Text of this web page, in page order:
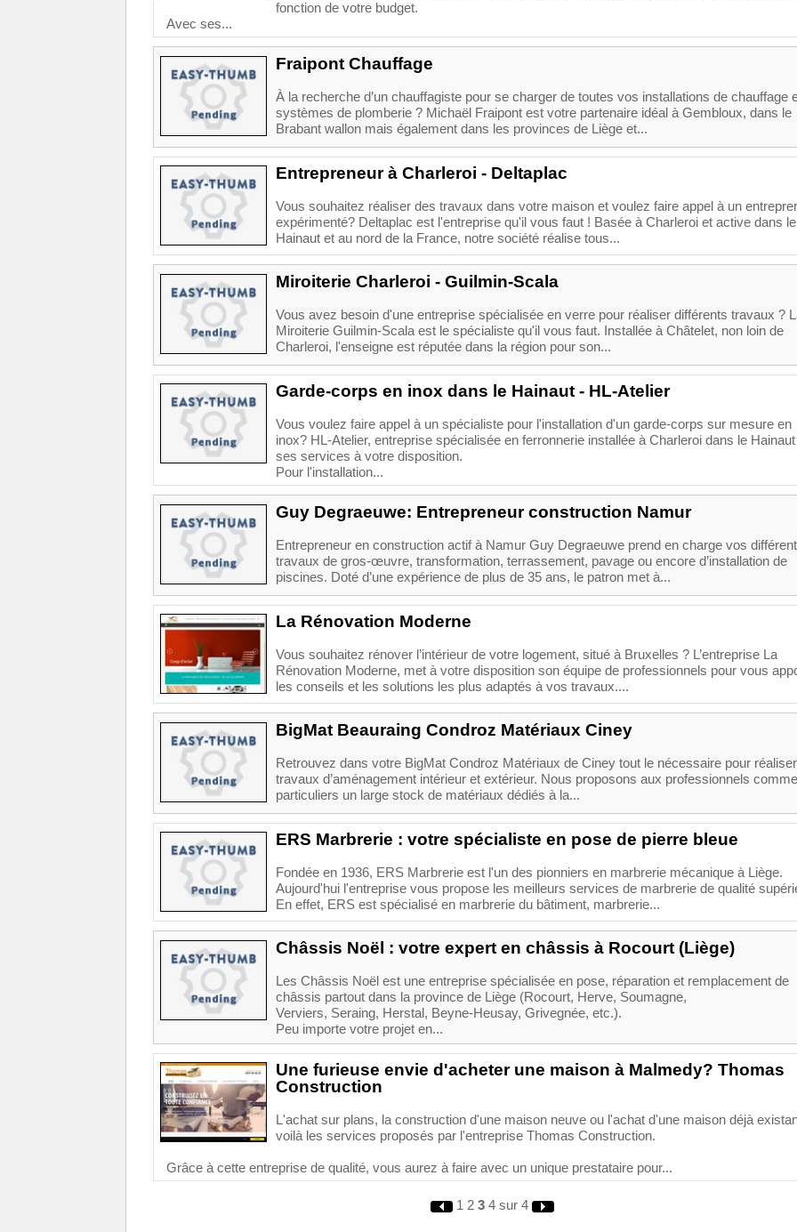
fonction de votre budget.
Avec ses...
Fraipont Chauffage
À la recherche d’un chauffagiste pour se charger de toutes vos installations de chauffage
systèmes de plomberie ? Michaël Fraipont est votre partenaire idéal à Gembloux, dans le
Brabant wallon mais également dans les provinces de Liège et...
Entrepreneur à Charleroi - Deltaplac
Vous souhaitez réaliser des travaux dans votre maison et voulez faire appel à un
expérimenté? Deltaplac est l'entreprise qu'il vous faut ! Basée à Charleroi et active dans le
Hainaut et au nord de la France, notre société réalise tous...
Miroiterie Charleroi - Guilmin-Scala
Vous avez besoin d'une entreprise spécialisée en verre pour réaliser différents travaux ?
Miroiterie Guilmin-Scala est le spécialiste qu'il vous faut. Installée à Châtelet, non loin de
Charleroi, l'enseigne est réputée dans la région pour son...
Garde-corps en inox dans le Hainaut - HL-Atelier
Vous voulez faire appel à un spécialiste pour l'installation d'un garde-corps sur mesure en
inox? HL-Atelier, entreprise spécialisée en ferronnerie installée à Charleroi dans le
ses services à votre disposition.
Pour l'installation...
Guy Degraeuwe: Entrepreneur construction Namur
Entrepreneur en construction actif à Namur Guy Degraeuwe prend en charge vos
travaux de gros-œuvre, transformation, terrassement, pavage ou encore d’installation de
piscines. Doté d’une expérience de plus de 35 ans, le patron met à...
La Rénovation Moderne
Vous souhaitez rénover l’intérieur de votre logement, situé à Bruxelles ? L’entreprise La
Rénovation Moderne, met à votre disposition son équipe de professionnels pour vous
les conseils et les solutions les plus adaptés à vos travaux....
BigMat Beauraing Condroz Matériaux Ciney
Retrouvez dans votre BigMat Condroz Matériaux de Ciney tout le nécessaire pour
travaux d’aménagement intérieur et extérieur. Nous proposons aux professionnels
particuliers un large stock de matériaux dédiés à la...
ERS Marbrerie : votre spécialiste en pose de pierre bleue
Fondée en 1936, ERS Marbrerie est l'un des pionniers en marbrerie mécanique à Liège.
Aujourd'hui l'entreprise vous propose les meilleurs services de marbrerie de qualité
En effet, ERS est spécialisé en marbrerie du bâtiment, marbrerie...
Châssis Noël : votre expert en châssis à Rocourt (Liège)
Les Châssis Noël est une entreprise spécialisée en pose, réparation et remplacement de
châssis partout dans la province de Liège (Rocourt, Herve, Soumagne,
Verviers, Seraing, Herstal, Beyne-Heusay, Grivegnée, etc.).
Peu importe votre projet en...
Une furieuse envie d'acheter une maison à Malmedy? Thomas
Construction
L'achat sur plans, la construction d'une maison neuve ou l'achat d'une maison déjà
voilà les services proposés par l'entreprise Thomas Construction.
Grâce à cette entreprise de qualité, vous aurez à faire avec un unique prestataire pour...
1 2 3 4sur 4